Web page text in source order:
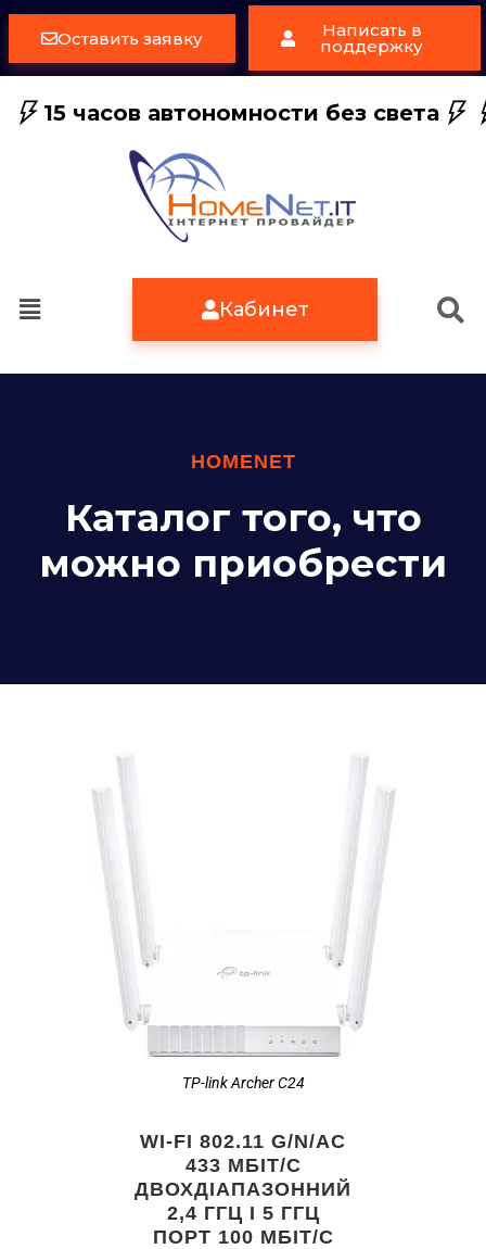
Оставить заявку Написать в
поддержку
15 часов автономности без света
Кабинет
HOMENET
Каталог того, что
можно приобрести
TP-link Archer C24
WI-FI 802.11 G/N/AC
433 МБІТ/С
ДВОХДІАПАЗОННИЙ
2,4 ГГЦ І 5 ГГЦ
ПОРТ 100 МБІТ/С